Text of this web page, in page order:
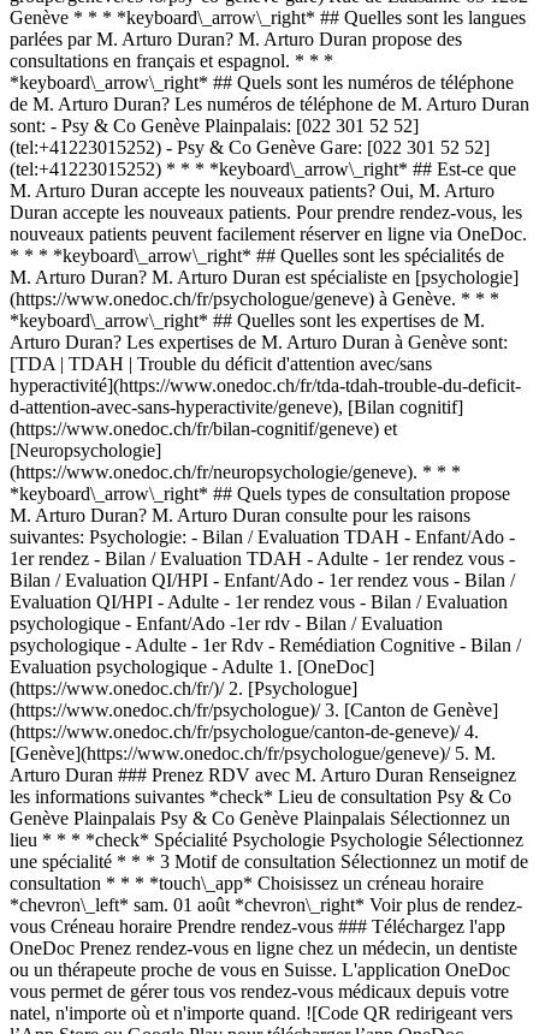
1. [OneDoc](https://www.onedoc.ch/fr/)/ 2. [Psychologue](https://www.onedoc.ch/fr/psychologue)/ 3. [Canton de Genève](https://www.onedoc.ch/fr/psychologue/canton-de-geneve)/ 4. [Genève](https://www.onedoc.ch/fr/psychologue/geneve)/ 5. M. Arturo Duran ### Prenez RDV avec M. Arturo Duran Renseignez les informations suivantes *check* Lieu de consultation Psy & Co Genève Plainpalais Psy & Co Genève Plainpalais Sélectionnez un lieu * * * *check* Spécialité Psychologie Psychologie Sélectionnez une spécialité * * * 3 Motif de consultation Sélectionnez un motif de consultation * * * *touch\_app* Choisissez un créneau horaire *chevron\_left* sam. 01 août *chevron\_right* Voir plus de rendez-vous Créneau horaire Prendre rendez-vous ### Téléchargez l'app OneDoc Prenez rendez-vous en ligne chez un médecin, un dentiste ou un thérapeute proche de vous en Suisse. L'application OneDoc vous permet de gérer tous vos rendez-vous médicaux depuis votre natel, n'importe où et n'importe quand. ![Code QR redirigeant vers l’App Store ou Google Play pour télécharger l’app OneDoc Patients](https://www.onedoc.ch/assets/images/download-app-qr.jpeg) Scannez le QR code pour télécharger l’application [![Téléchargez notre application sur l'App Store!](https://www.onedoc.ch/assets/images/app-store-badge-fr.svg)](https://apps.apple.com/ch/app/onedoc/id1592376413?l=fr)[![Téléchargez notre application sur le Google Play Store!](https://www.onedoc.ch/assets/images/google-play-badge-fr.png)](https://play.google.com/store/apps/details?id=ch.onedoc.patient&hl=fr-CH) *keyboard\_arrow\_right* ## Spécialités associées [Psychologue à Genève](https://www.onedoc.ch/fr/psychologue/geneve)[Psychologue à Nyon](https://www.onedoc.ch/fr/psychologue/nyon)[Psychologue à Morges](https://www.onedoc.ch/fr/psychologue/morges)[Psychologue à Onex](https://www.onedoc.ch/fr/psychologue/onex)[Psychologue à Meyrin](https://www.onedoc.ch/fr/psychologue/meyrin)[Psychologue à Rolle](https://www.onedoc.ch/fr/psychologue/rolle)[Psychologue à Etoy](https://www.onedoc.ch/fr/psychologue/etoy)[Psychologue à Saint-Prex](https://www.onedoc.ch/fr/psychologue/saint-prex)[Psychologue à Eysins](https://www.onedoc.ch/fr/psychologue/eysins)[Psychologue à Carouge](https://www.onedoc.ch/fr/psychologue/carouge)[Psychologue à Gland](https://www.onedoc.ch/fr/psychologue/gland)[Psychologue à Tolochenaz](https://www.onedoc.ch/fr/psychologue/tolochenaz)[Psychologue à Lancy](https://www.onedoc.ch/fr/psychologue/lancy)[Psychologue à Vernier](https://www.onedoc.ch/fr/psychologue/vernier)[Psychologue à Versoix](https://www.onedoc.ch/fr/psychologue/versoix)[Psychologue à Collonge-Bellerive](https://www.onedoc.ch/fr/psychologue/collonge-bellerive)[Psychologue à Satigny](https://www.onedoc.ch/fr/psychologue/satigny)[Psychologue à Vich](https://www.onedoc.ch/fr/psychologue/vich)[Psychologue à Chambésy](https://www.onedoc.ch/fr/psychologue/chambesy)[Psychologue à Chêne-Bourg](https://www.onedoc.ch/fr/psychologue/chene-bourg)[Psychologue à Cologny](https://www.onedoc.ch/fr/psychologue/cologny) *keyboard\_arrow\_right* ## Expertises associées [TDA | TDAH | Trouble du déficit d'attention avec/sans hyperactivité à Genève](https://www.onedoc.ch/fr/tda-tdah-trouble-du-deficit-d-attention-avec-sans-hyperactivite/geneve)[TDA | TDAH | Trouble du déficit d'attention avec/sans hyperactivité à Nyon](https://www.onedoc.ch/fr/tda-tdah-trouble-du-deficit-d-attention-avec-sans-hyperactivite/nyon)[TDA | TDAH | Trouble du déficit d'attention avec/sans hyperactivité à Morges](https://www.onedoc.ch/fr/tda-tdah-trouble-du-deficit-d-attention-avec-sans-hyperactivite/morges)[TDA | TDAH | Trouble du déficit d'attention avec/sans hyperactivité à Rolle](https://www.onedoc.ch/fr/tda-tdah-trouble-du-deficit-d-attention-avec-sans-hyperactivite/rolle)[TDA | TDAH | Trouble du déficit d'attention avec/sans hyperactivité à Meyrin](https://www.onedoc.ch/fr/tda-tdah-trouble-du-deficit-d-attention-avec-sans-hyperactivite/meyrin)[TDA | TDAH | Trouble du déficit d'attention avec/sans hyperactivité à Etoy](https://www.onedoc.ch/fr/tda-tdah-trouble-du-deficit-d-attention-avec-sans-hyperactivite/etoy)[TDA | TDAH | Trouble du déficit d'attention avec/sans hyperactivité à Gland](https://www.onedoc.ch/fr/tda-tdah-trouble-du-deficit-d-attention-avec-sans-hyperactivite/gland)[TDA | TDAH | Trouble du déficit d'attention avec/sans hyperactivité à Satigny](https://www.onedoc.ch/fr/tda-tdah-trouble-du-deficit-d-attention-avec-sans-hyperactivite/satigny)[TDA | TDAH | Trouble du déficit d'attention avec/sans hyperactivité à Eysins](https://www.onedoc.ch/fr/tda-tdah-trouble-du-deficit-d-attention-avec-sans-hyperactivite/eysins)[TDA | TDAH | Trouble du déficit d'attention avec/sans hyperactivité à Versoix](https://www.onedoc.ch/fr/tda-tdah-trouble-du-deficit-d-attention-avec-sans-hyperactivite/versoix)[TDA | TDAH | Trouble du déficit d'attention avec/sans hyperactivité à Collonge-Bellerive](https://www.onedoc.ch/fr/tda-tdah-trouble-du-deficit-d-attention-avec-sans-hyperactivite/collonge-bellerive)[TDA | TDAH | Trouble du déficit d'attention avec/sans hyperactivité à Lancy](https://www.onedoc.ch/fr/tda-tdah-trouble-du-deficit-d-attention-avec-sans-hyperactivite/lancy)[TDA | TDAH | Trouble du déficit d'attention avec/sans hyperactivité à Onex](https://www.onedoc.ch/fr/tda-tdah-trouble-du-deficit-d-attention-avec-sans-hyperactivite/onex)[TDA | TDAH | Trouble du déficit d'attention avec/sans hyperactivité à Vernier](https://www.onedoc.ch/fr/tda-tdah-trouble-du-deficit-d-attention-avec-sans-hyperactivite/vernier)[TDA | TDAH | Trouble du déficit d'attention avec/sans hyperactivité à Carouge](https://www.onedoc.ch/fr/tda-tdah-trouble-du-deficit-d-attention-avec-sans-hyperactivite/carouge)[TDA | TDAH | Trouble du déficit d'attention avec/sans hyperactivité à Écublens VD](https://www.onedoc.ch/fr/tda-tdah-trouble-du-deficit-d-attention-avec-sans-hyperactivite/ecublens?state=VD)[TDA | TDAH | Trouble du déficit d'attention avec/sans hyperactivité à Préverenges](https://www.onedoc.ch/fr/tda-tdah-trouble-du-deficit-d-attention-avec-sans-hyperactivite/preverenges)[Bilan cognitif à Genève](https://www.onedoc.ch/fr/bilan-cognitif/geneve)[Bilan cognitif à Morges](https://www.onedoc.ch/fr/bilan-cognitif/morges)[Bilan cognitif à Nyon](https://www.onedoc.ch/fr/bilan-cognitif/nyon)[Bilan cognitif à Meyrin](https://www.onedoc.ch/fr/bilan-cognitif/meyrin) *keyboard\_arrow\_right* ## Recherches fréquentes [Physiothérapeute à Genève](https://www.onedoc.ch/fr/physiotherapeute/geneve)[Psychologue à Genève](https://www.onedoc.ch/fr/psychologue/geneve)[Médecin généraliste à Genève](https://www.onedoc.ch/fr/medecin-generaliste/geneve)[Thérapeute en drainage lymphatique à Genève](https://www.onedoc.ch/fr/therapeute-en-drainage-lymphatique/geneve)[Masseur classique à Genève](https://www.onedoc.ch/fr/masseur-classique/geneve)[Spécialiste en médecine interne générale à Genève](https://www.onedoc.ch/fr/specialiste-en-medecine-interne-generale/geneve)[Réflexologue à Genève](https://www.onedoc.ch/fr/reflexologue/geneve)[Médecin-dentiste à Genève](https://www.onedoc.ch/fr/medecin-dentiste/geneve)[Acupuncteur à Genève](https://www.onedoc.ch/fr/acupuncteur/geneve)[Spécialiste en Médecine Traditionnelle Chinoise (MTC) à Genève](https://www.onedoc.ch/fr/specialiste-en-medecine-traditionnelle-chinoise-mtc/geneve)[Physiothérapeute du sport à Genève](https://www.onedoc.ch/fr/physiotherapeute-du-sport/geneve)[Masseur thérapeutique à Genève](https://www.onedoc.ch/fr/masseur-therapeutique/geneve)[Gynécologue obstétricien à Genève](https://www.onedoc.ch/fr/gynecologue-obstetricien/geneve)[Ostéopathe à Genève](https://www.onedoc.ch/fr/osteopathe/geneve)[Thérapeute en nutrition MCO à Genève](https://www.onedoc.ch/fr/therapeute-en-nutrition-mco/geneve)[Psychothérapeute à Genève](https://www.onedoc.ch/fr/psychotherapeute/geneve)[Ophtalmologue à Genève](https://www.onedoc.ch/fr/ophtalmologue/geneve)[Pédiatre à Genève](https://www.onedoc.ch/fr/pediatre/geneve)[Thérapeute en nutrition à Genève](https://www.onedoc.ch/fr/therapeute-en-nutrition/geneve)[Thérapeute en hypnose à Genève](https://www.onedoc.ch/fr/therapeute-en-hypnose/geneve)[Spécialiste en médecine esthétique à Genève](https://www.onedoc.ch/fr/specialiste-en-medecine-esthetique/geneve) *keyboard\_arrow\_right* ## Annuaire des professionnels de santé suisses [Liste des praticiens](https://www.onedoc.ch/fr/annuaire) [A](https://www.onedoc.ch/fr/annuaire/A) [B](https://www.onedoc.ch/fr/annuaire/B) [C](https://www.onedoc.ch/fr/annuaire/C) [D](https://www.onedoc.ch/fr/annuaire/D) [E](https://www.onedoc.ch/fr/annuaire/E) [F](https://www.onedoc.ch/fr/annuaire/F) [G](https://www.onedoc.ch/fr/annuaire/G) [H](https://www.onedoc.ch/fr/annuaire/H) [I](https://www.onedoc.ch/fr/annuaire/I) [J](https://www.onedoc.ch/fr/annuaire/J) [K](https://www.onedoc.ch/fr/annuaire/K) [L](https://www.onedoc.ch/fr/annuaire/L) [M](https://www.onedoc.ch/fr/annuaire/M) [N](https://www.onedoc.ch/fr/annuaire/N) [O](https://www.onedoc.ch/fr/annuaire/O) [P](https://www.onedoc.ch/fr/annuaire/P) [Q](https://www.onedoc.ch/fr/annuaire/Q) [R](https://www.onedoc.ch/fr/annuaire/R) [S](https://www.onedoc.ch/fr/annuaire/S) [T](https://www.onedoc.ch/fr/annuaire/T) [U](https://www.onedoc.ch/fr/annuaire/U) [V](https://www.onedoc.ch/fr/annuaire/V) [W](https://www.onedoc.ch/fr/annuaire/W) [X](https://www.onedoc.ch/fr/annuaire/X) [Y](https://www.onedoc.ch/fr/annuaire/Y) [Z](https://www.onedoc.ch/fr/annuaire/Z) ## OneDoc [Pour les professionnels de santé](https://info.onedoc.ch/fr/) [À propos de nous](https://info.onedoc.ch/fr/raison-d-etre/) [Presse](https://info.onedoc.ch/fr/presse/) [Carrières](https://career.onedoc.ch/fr) [Centre de confidentialité](https://privacy.onedoc.ch/fr/) [Gestion des cookies](javascript:Didomi.preferences.show%28%29) [Centre d'aide](https://help.onedoc.ch/fr/) ## Langues [Deutsch](https://www.o